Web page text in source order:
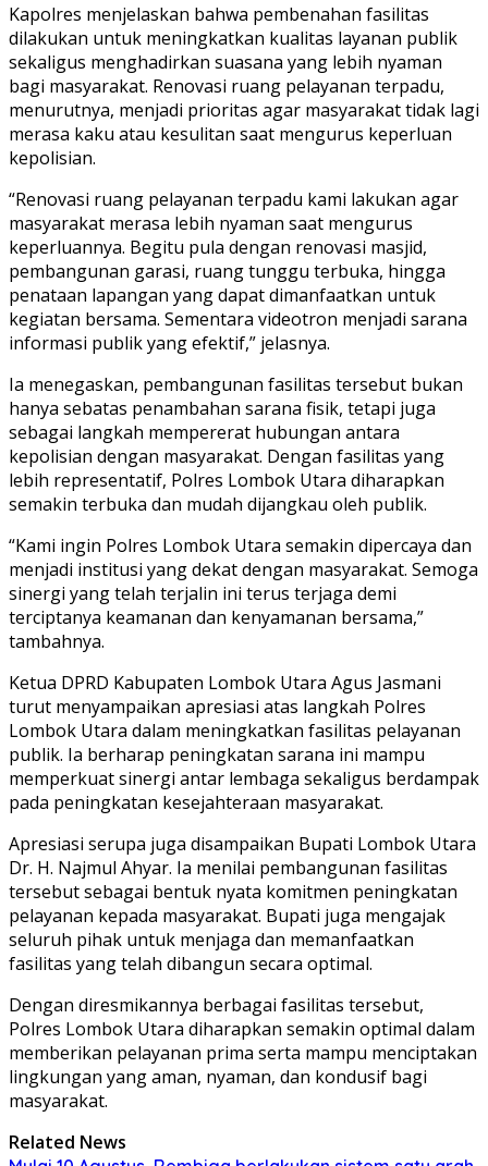
Kapolres menjelaskan bahwa pembenahan fasilitas
dilakukan untuk meningkatkan kualitas layanan publik
sekaligus menghadirkan suasana yang lebih nyaman
bagi masyarakat. Renovasi ruang pelayanan terpadu,
menurutnya, menjadi prioritas agar masyarakat tidak lagi
merasa kaku atau kesulitan saat mengurus keperluan
kepolisian.
“Renovasi ruang pelayanan terpadu kami lakukan agar
masyarakat merasa lebih nyaman saat mengurus
keperluannya. Begitu pula dengan renovasi masjid,
pembangunan garasi, ruang tunggu terbuka, hingga
penataan lapangan yang dapat dimanfaatkan untuk
kegiatan bersama. Sementara videotron menjadi sarana
informasi publik yang efektif,” jelasnya.
Ia menegaskan, pembangunan fasilitas tersebut bukan
hanya sebatas penambahan sarana fisik, tetapi juga
sebagai langkah mempererat hubungan antara
kepolisian dengan masyarakat. Dengan fasilitas yang
lebih representatif, Polres Lombok Utara diharapkan
semakin terbuka dan mudah dijangkau oleh publik.
“Kami ingin Polres Lombok Utara semakin dipercaya dan
menjadi institusi yang dekat dengan masyarakat. Semoga
sinergi yang telah terjalin ini terus terjaga demi
terciptanya keamanan dan kenyamanan bersama,”
tambahnya.
Ketua DPRD Kabupaten Lombok Utara Agus Jasmani
turut menyampaikan apresiasi atas langkah Polres
Lombok Utara dalam meningkatkan fasilitas pelayanan
publik. Ia berharap peningkatan sarana ini mampu
memperkuat sinergi antar lembaga sekaligus berdampak
pada peningkatan kesejahteraan masyarakat.
Apresiasi serupa juga disampaikan Bupati Lombok Utara
Dr. H. Najmul Ahyar. Ia menilai pembangunan fasilitas
tersebut sebagai bentuk nyata komitmen peningkatan
pelayanan kepada masyarakat. Bupati juga mengajak
seluruh pihak untuk menjaga dan memanfaatkan
fasilitas yang telah dibangun secara optimal.
Dengan diresmikannya berbagai fasilitas tersebut,
Polres Lombok Utara diharapkan semakin optimal dalam
memberikan pelayanan prima serta mampu menciptakan
lingkungan yang aman, nyaman, dan kondusif bagi
masyarakat.
Related News